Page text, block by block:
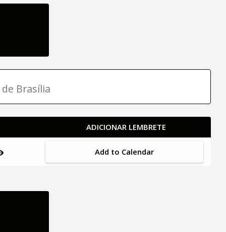
Brasília
ADICIONAR LEMBRETE
Add to Calendar